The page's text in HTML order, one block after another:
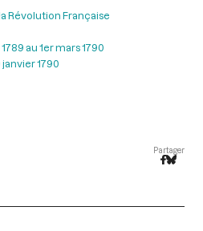
Révolution Française
au 1er mars 1790
janvier 1790
Partager